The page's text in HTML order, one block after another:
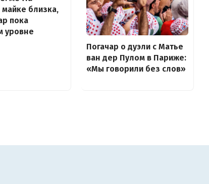
близка,
пока
уровне
Погачар о дуэли с Матье
ван дер Пулом в Париже:
«Мы говорили без слов»